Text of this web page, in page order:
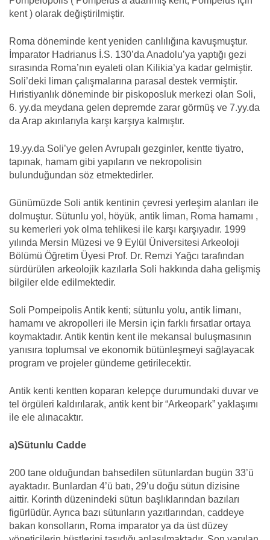
kent ) olarak değiştirilmiştir.
Roma döneminde kent yeniden canlılığına kavuşmuştur.
İmparator Hadrianus İ.S. 130’da Anadolu’ya yaptığı gezi
sırasında Roma’nın eyaleti olan Kilikia’ya kadar gelmiştir.
Soli’deki liman çalışmalarına parasal destek vermiştir.
Hıristiyanlık döneminde bir piskoposluk merkezi olan Soli,
6. yy.da meydana gelen depremde zarar görmüş ve 7.yy.da
da Arap akınlarıyla karşı karşıya kalmıştır.
19.yy.da Soli’ye gelen Avrupalı gezginler, kentte tiyatro,
tapınak, hamam gibi yapıların ve nekropolisin
bulunduğundan söz etmektedirler.
Günümüzde Soli antik kentinin çevresi yerleşim alanları ile
dolmuştur. Sütunlu yol, höyük, antik liman, Roma hamamı ,
su kemerleri yok olma tehlikesi ile karşı karşıyadır. 1999
yılında Mersin Müzesi ve 9 Eylül Üniversitesi Arkeoloji
Bölümü Öğretim Üyesi Prof. Dr. Remzi Yağcı tarafından
sürdürülen arkeolojik kazılarla Soli hakkında daha gelişmiş
bilgiler elde edilmektedir.
Soli Pompeipolis Antik kenti; sütunlu yolu, antik limanı,
hamamı ve akropolleri ile Mersin için farklı fırsatlar ortaya
koymaktadır. Antik kentin kent ile mekansal buluşmasının
yanısıra toplumsal ve ekonomik bütünleşmeyi sağlayacak
program ve projeler gündeme getirilecektir.
Antik kenti kentten koparan kelepçe durumundaki duvar ve
tel örgüleri kaldırılarak, antik kent bir “Arkeopark” yaklaşımı
ile ele alınacaktır.
a)Sütunlu Cadde
200 tane olduğundan bahsedilen sütunlardan bugün 33’ü
ayaktadır. Bunlardan 4’ü batı, 29’u doğu sütun dizisine
aittir. Korinth düzenindeki sütun başlıklarından bazıları
figürlüdür. Ayrıca bazı sütunların yazıtlarından, caddeye
bakan konsolların, Roma imparator ya da üst düzey